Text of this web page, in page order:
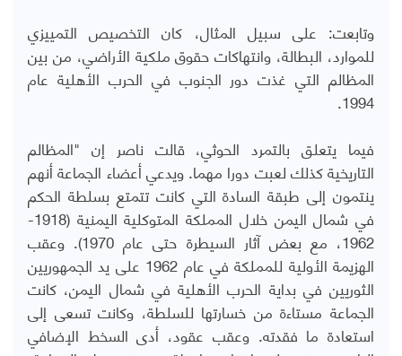
وتابعت: على سبيل المثال، كان التخصيص التمييزي
للموارد، البطالة، وانتهاكات حقوق ملكية الأراضي، من بين
المظالم التي غذت دور الجنوب في الحرب الأهلية عام
1994.
فيما يتعلق بالتمرد الحوثي، قالت ناصر إن "المظالم
التاريخية كذلك لعبت دورا مهما. ويدعي أعضاء الجماعة أنهم
ينتمون إلى طبقة السادة التي كانت تتمتع بسلطة الحكم
في شمال اليمن خلال المملكة المتوكلية اليمنية (1918-
1962، مع بعض آثار السيطرة حتى عام 1970). وعقب
الهزيمة الأولية للمملكة في عام 1962 على يد الجمهوريين
الثوريين في بداية الحرب الأهلية في شمال اليمن، كانت
الجماعة مستاءة من خسارتها للسلطة، وكانت تسعى إلى
استعادة ما فقدته. وعقب عقود، أدى السخط الإضافي